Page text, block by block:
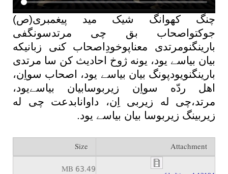
چنگ کهوانگ شیک مید پیغمبری(ص)
جوکتواصحاب بق چی مرتدسونگفی
بارینگنومرتدی معناپوخودِاصحاب کنی زبانیکه
بیان بیاسے یود، یونه ژوخ احادیث کن سا مرتدی
بارینگنویودپونگ بیان بیاسے یود، اصحاب سواِن،
اهل ردّه سواِن زیربوسابیان بیاسےیود،
مرتد،چی له زیربی اِن، داوانابدعت چی له
زیربینگ زیربوسا بیان بیاسے یود.
Attachment
Size
63.49 MB